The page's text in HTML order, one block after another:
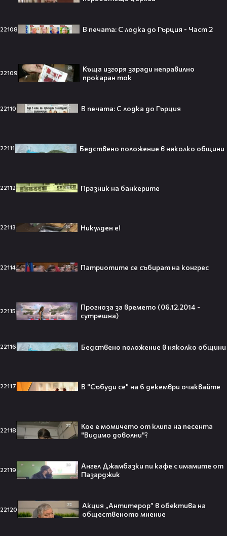
22108 В печата: С лодка до Гърция - Част 2
22109
Къща изгоря заради неправилно
прокаран ток
22110 В печата: С лодка до Гърция
22111 Бедствено положение в няколко общини
22112 Празник на банкерите
22113 Никулден е!
22114 Патриотите се събират на конгрес
22115
Прогноза за времето (06.12.2014 -
сутрешна)
22116 Бедствено положение в няколко общини
22117 В "Събуди се" на 6 декември очаквайте
22118
Кое е момичето от клипa на песента
"Видимо доволни"?
22119
Ангел Джамбазки пи кафе с имамите от
Пазарджик
22120
Акция „Антитерор” в обектива на
общественото мнение
Бербо смени терена: от „Олд
250 години тишина: Америка
Ерлинг Холанд ghost-на Том
Втори шанс за любовта? Ариана
Гранде и Рики Алварес отново
заедно!😍
сериалите с „Кварталът на
сцената и мечтите им